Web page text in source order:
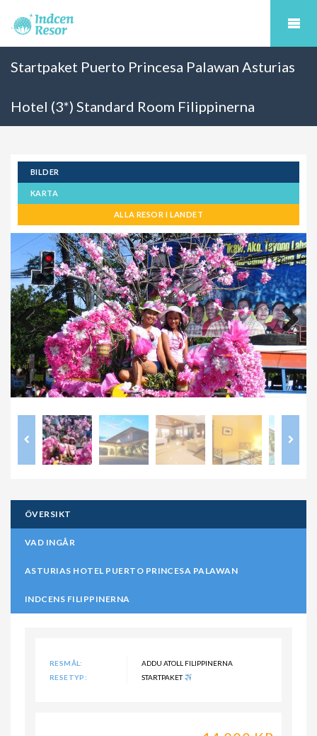
Startpaket Puerto Princesa Palawan Asturias
Hotel (3*) Standard Room Filippinerna
BILDER
KARTA
ALLA RESOR I LANDET
Previous Next
ÖVERSIKT
VAD INGÅR
ASTURIAS HOTEL PUERTO PRINCESA PALAWAN
INDCENS FILIPPINERNA
RESMÅL:
ADDU ATOLL FILIPPINERNA
RESETYP:
STARTPAKET